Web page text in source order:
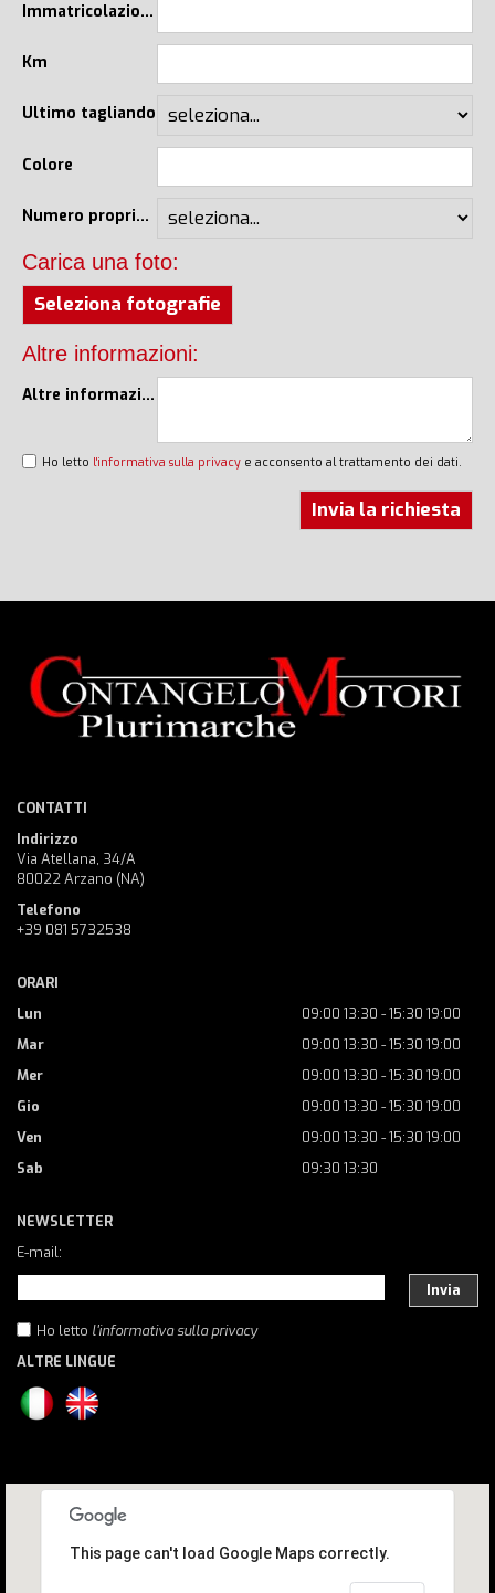
Immatricolazione
Km
Ultimo tagliando
Colore
Numero proprietari
Carica una foto:
Seleziona fotografie
Altre informazioni:
Altre informazioni
Ho letto l'informativa sulla privacy e acconsento al trattamento dei dati.
CONTATTI
Indirizzo
Via Atellana, 34/A
80022 Arzano (NA)
Telefono
+39 081 5732538
ORARI
Lun
09:00 13:30 - 15:30 19:00
Mar
09:00 13:30 - 15:30 19:00
Mer
09:00 13:30 - 15:30 19:00
Gio
09:00 13:30 - 15:30 19:00
Ven
09:00 13:30 - 15:30 19:00
Sab
09:30 13:30
NEWSLETTER
E-mail:
Invia
Ho letto l'informativa sulla privacy
ALTRE LINGUE
This page can't load Google Maps correctly.